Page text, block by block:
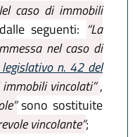
caso di immobili
seguenti: “La
nel caso di
n. 42 del
vincolati”,
sono sostituite
vincolante”;